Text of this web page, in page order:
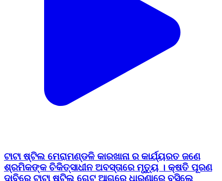
ଟାଟା ଷ୍ଟିଲ ମେରାମଣ୍ଡଳି କାରଖାନା ର କାର୍ଯ୍ୟରତ ଜଣେ
ଶ୍ରମିକଙ୍କ ଚିକିତ୍ସାଧୀନ ଅବସ୍ତାରେ ମୃତ୍ୟୁ । କ୍ଷତି ପୂରଣ
ଦାବିରେ ଟାଟା ଷ୍ଟିଲ ଗେଟ ଆଗରେ ଧାରଣାରେ ବସିଲେ